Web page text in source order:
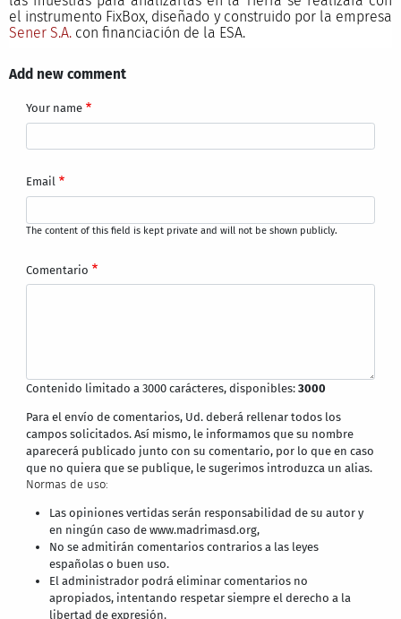
el instrumento FixBox, diseñado y construido por la empresa
Sener S.A.con financiación de la ESA.
Add new comment
Your name
Email
The content of this field is kept private and will not be shown publicly.
Comentario
Contenido limitado a 3000 carácteres, disponibles:3000
Para el envío de comentarios, Ud. deberá rellenar todos los
campos solicitados. Así mismo, le informamos que su nombre
aparecerá publicado junto con su comentario, por lo que en caso
que no quiera que se publique, le sugerimos introduzca un alias.
Normas de uso:
Las opiniones vertidas serán responsabilidad de su autor y
en ningún caso de www.madrimasd.org,
No se admitirán comentarios contrarios a las leyes
españolas o buen uso.
El administrador podrá eliminar comentarios no
apropiados, intentando respetar siempre el derecho a la
libertad de expresión.